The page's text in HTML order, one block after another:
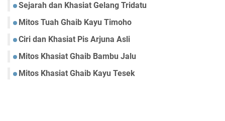
Sejarah dan Khasiat Gelang Tridatu
Mitos Tuah Ghaib Kayu Timoho
Ciri dan Khasiat Pis Arjuna Asli
Mitos Khasiat Ghaib Bambu Jalu
Mitos Khasiat Ghaib Kayu Tesek